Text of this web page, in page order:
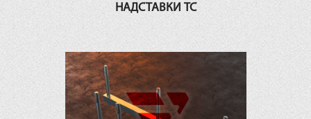
НАДСТАВКИ ТС